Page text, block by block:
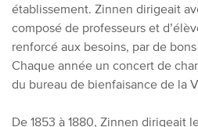
établissement. Zinnen dirigeait
composé de professeurs et d’
renforcé aux besoins, par de
Chaque année un concert de
du bureau de bienfaisance de la V
De 1853 à 1880 Zinnen dirigeait